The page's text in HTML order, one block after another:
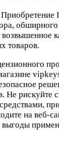
возвышенное
товаров.
Не рискуйте
на веб-
выгоды